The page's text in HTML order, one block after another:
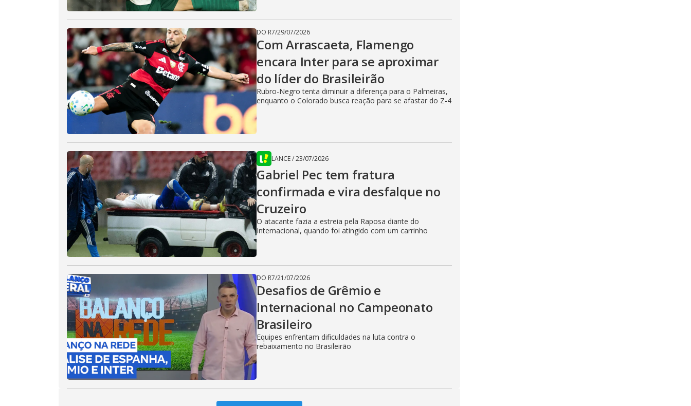
DO R7/29/07/2026
Com Arrascaeta, Flamengo
encara Inter para se aproximar
do líder do Brasileirão
Rubro-Negro tenta diminuir a diferença para o Palmeiras,
enquanto o Colorado busca reação para se afastar do Z-4
LANCE/23/07/2026
Gabriel Pec tem fratura
confirmada e vira desfalque no
Cruzeiro
O atacante fazia a estreia pela Raposa diante do
Internacional, quando foi atingido com um carrinho
DO R7/21/07/2026
Desafios de Grêmio e
Internacional no Campeonato
Brasileiro
Equipes enfrentam dificuldades na luta contra o
rebaixamento no Brasileirão